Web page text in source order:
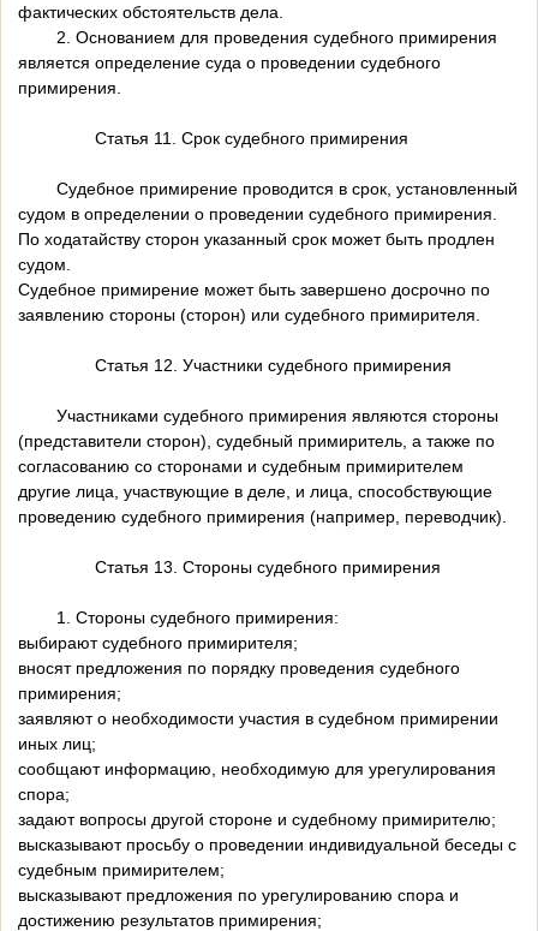
фактических обстоятельств дела.
2. Основанием для проведения судебного примирения
является определение суда о проведении судебного
примирения.
Статья 11. Срок судебного примирения
Судебное примирение проводится в срок, установленный
судом в определении о проведении судебного примирения.
По ходатайству сторон указанный срок может быть продлен
судом.
Судебное примирение может быть завершено досрочно по
заявлению стороны (сторон) или судебного примирителя.
Статья 12. Участники судебного примирения
Участниками судебного примирения являются стороны
(представители сторон), судебный примиритель, а также по
согласованию со сторонами и судебным примирителем
другие лица, участвующие в деле, и лица, способствующие
проведению судебного примирения (например, переводчик).
Статья 13. Стороны судебного примирения
1. Стороны судебного примирения:
выбирают судебного примирителя;
вносят предложения по порядку проведения судебного
примирения;
заявляют о необходимости участия в судебном примирении
иных лиц;
сообщают информацию, необходимую для урегулирования
спора;
задают вопросы другой стороне и судебному примирителю;
высказывают просьбу о проведении индивидуальной беседы с
судебным примирителем;
высказывают предложения по урегулированию спора и
достижению результатов примирения;